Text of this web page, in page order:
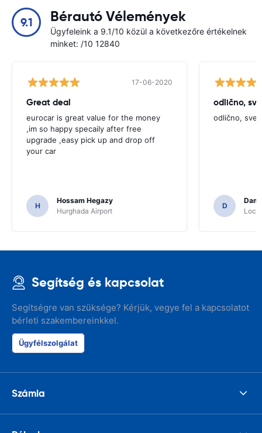
9.1 Bérautó Vélemények
Ügyfeleink a 9.1/10 közül a következőre értékelnek
minket: /10 12840
17-06-2020
Great deal
eurocar is great value for the money
,im so happy specaily after free
upgrade ,easy pick up and drop off
your car
H
Hossam Hegazy
Hurghada Airport
odlično,
odlično, sve
D
Segítség és kapcsolat
Segítségre van szüksége? Kérjük, vegye fel a kapcsolatot
bérleti szakembereinkkel.
Ügyfélszolgálat
Számla